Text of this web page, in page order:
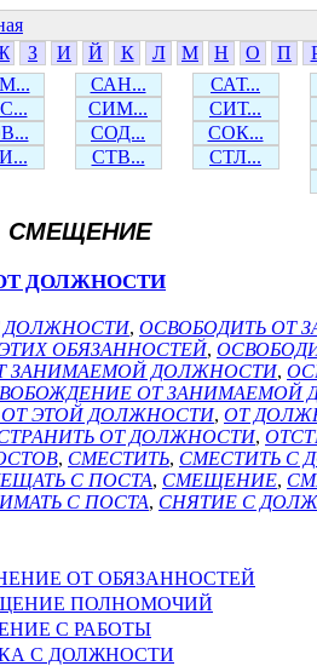
З И Й К Л М Н О П
САН...
САТ...
СИМ...
СИТ...
СОД...
СОК...
СТВ... СТЛ...
СМЕЩЕНИЕ
ДОЛЖНОСТИ
ДОЛЖНОСТИ, ОСВОБОДИТЬ ОТ
ОБЯЗАННОСТЕЙ,
ЗАНИМАЕМОЙ ДОЛЖНОСТИ,
ОТ ЗАНИМАЕМОЙ
ЭТОЙ ДОЛЖНОСТИ, ОТ
ОТ ДОЛЖНОСТИ,
, СМЕСТИТЬ, СМЕСТИТЬ С
С ПОСТА, СМЕЩЕНИЕ,
С ПОСТА, СНЯТИЕ С
ОТ ОБЯЗАННОСТЕЙ
ПОЛНОМОЧИЙ
С РАБОТЫ
С ДОЛЖНОСТИ